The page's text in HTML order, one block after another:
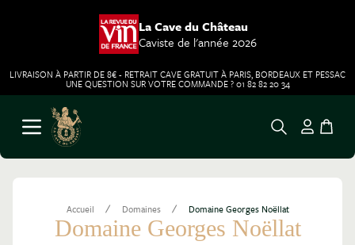
La Cave du Château
Caviste de l'année 2026
LIVRAISON À PARTIR DE 8€ - RETRAIT CAVE GRATUIT À PARIS, BORDEAUX ET PESSAC
UNE QUESTION SUR VOTRE COMMANDE ? 01 82 82 20 34
Aller au contenu
Ouvrir le menu
Accueil / Domaines / Domaine Georges Noëllat
Domaine Georges Noëllat